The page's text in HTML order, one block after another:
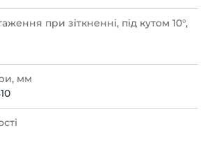
при зіткненні, під кутом 10°,
мм